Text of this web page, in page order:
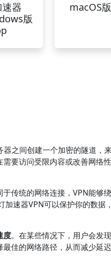
器
版
macOS
之间创建一个加密的隧道，
要访问受限内容或改善网络
传统的网络连接，VPN能够
加速器VPN可以保护你的数据
度。在某些情况下，用户会发
佳的网络路径，从而减少延迟